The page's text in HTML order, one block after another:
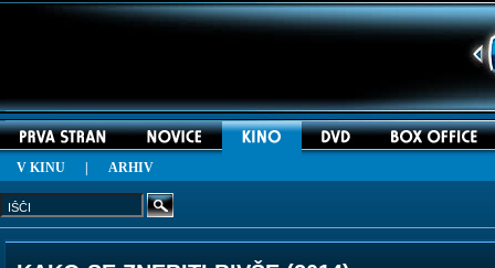
V KINU ARHIV